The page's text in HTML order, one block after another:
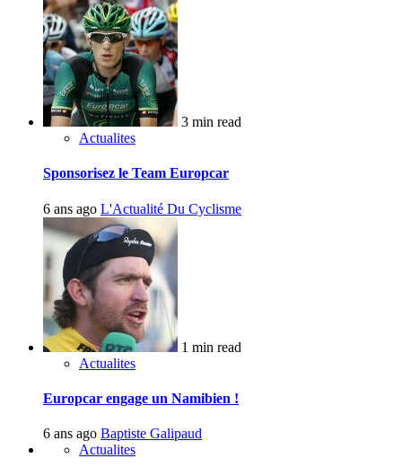
3 min read
Actualites
Sponsorisez le Team Europcar
6 ans ago L'Actualité Du Cyclisme
1 min read
Actualites
Europcar engage un Namibien !
6 ans ago Baptiste Galipaud
Actualites